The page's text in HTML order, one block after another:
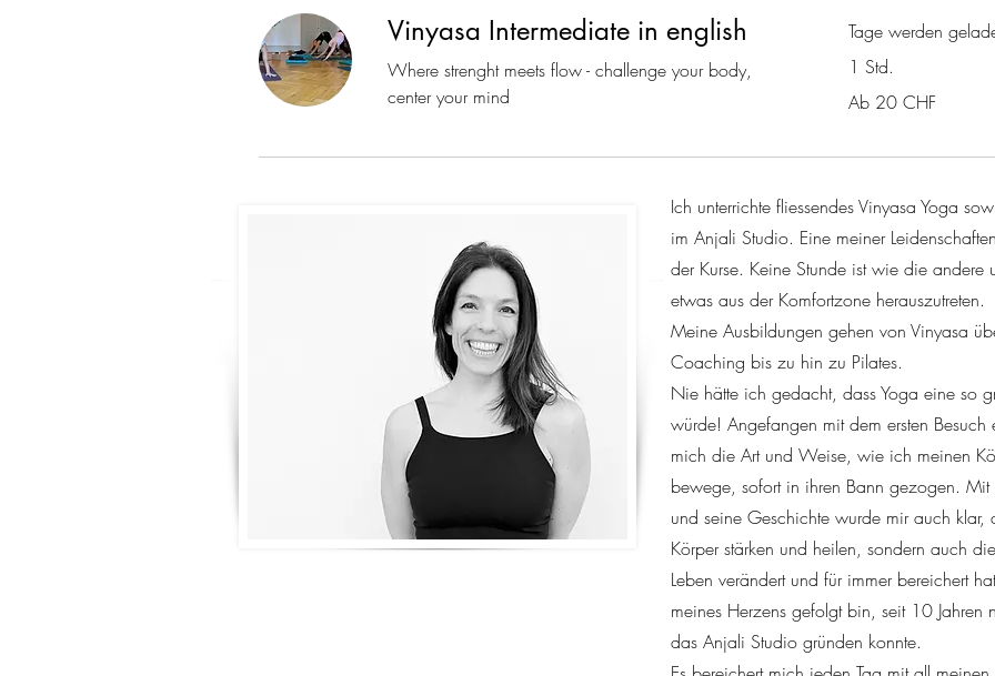
Vinyasa Intermediate in english
Where strenght meets flow - challenge your body,
center your mind
Tage werden
1 Std.
20
Ab 20 CHF
Ich unterrichte fliessendes Vinyasa Yoga
im Anjali Studio. Eine meiner
der Kurse. Keine Stunde ist wie die
etwas aus der Komfortzone herauszutreten.
Meine Ausbildungen gehen von Vinyasa
Coaching bis zu hin zu Pilates.
Nie hätte ich gedacht, dass Yoga eine so
würde! Angefangen mit dem ersten Besuch
mich die Art und Weise, wie ich meinen
bewege, sofort in ihren Bann gezogen.
und seine Geschichte wurde mir auch klar,
Körper stärken und heilen, sondern auch
Leben verändert und für immer bereichert
meines Herzens gefolgt bin, seit 10
das Anjali Studio gründen konnte.